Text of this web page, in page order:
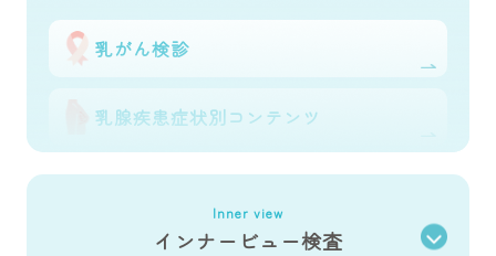
帯状疱疹ワクチン
乳がん検診
乳腺疾患症状別コンテンツ
Inner view
インナービュー検査